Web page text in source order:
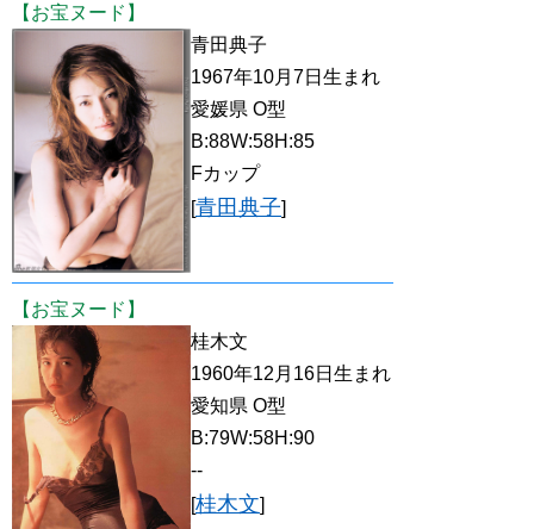
【お宝ヌード】
青田典子
1967年10月7日生まれ
愛媛県 O型
B:88W:58H:85
Fカップ
[青田典子]
【お宝ヌード】
桂木文
1960年12月16日生まれ
愛知県 O型
B:79W:58H:90
--
[桂木文]